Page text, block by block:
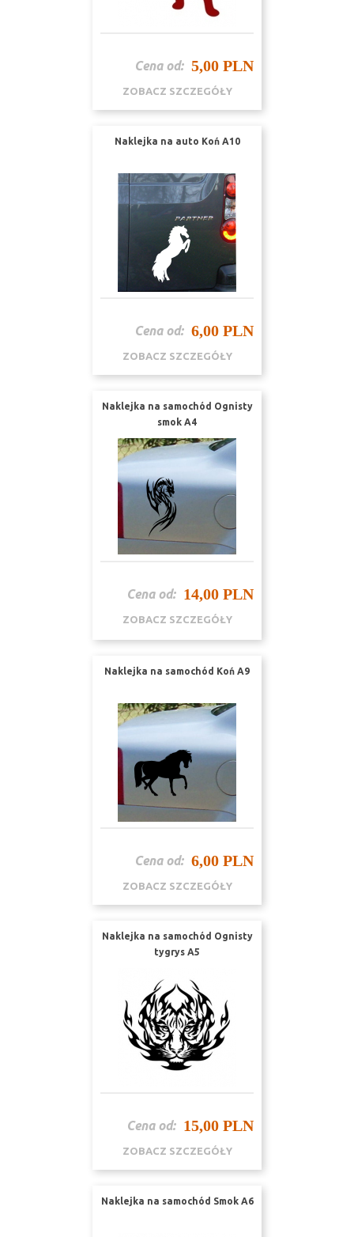
Cena od: 5,00 PLN
ZOBACZ SZCZEGÓŁY
Naklejka na auto Koń A10
Cena od: 6,00 PLN
ZOBACZ SZCZEGÓŁY
Naklejka na samochód Ognisty
smok A4
Cena od: 14,00 PLN
ZOBACZ SZCZEGÓŁY
Naklejka na samochód Koń A9
Cena od: 6,00 PLN
ZOBACZ SZCZEGÓŁY
Naklejka na samochód Ognisty
tygrys A5
Cena od: 15,00 PLN
ZOBACZ SZCZEGÓŁY
Naklejka na samochód Smok A6